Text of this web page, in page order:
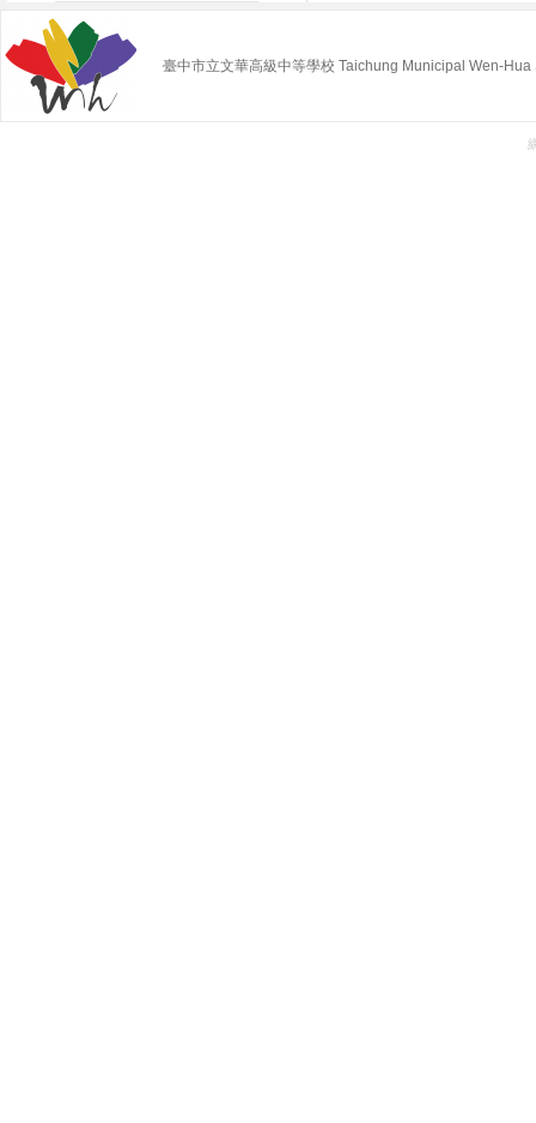
臺中市立文華高級中等學校 Taichung Municipal Wen-